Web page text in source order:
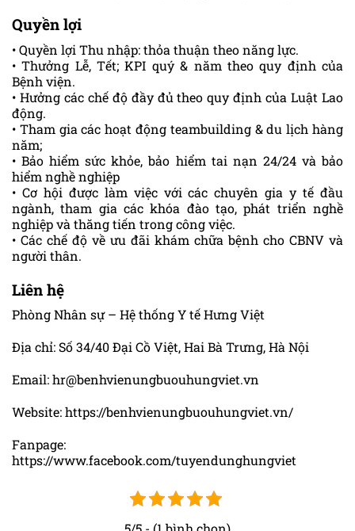
Quyền lợi
• Quyền lợi Thu nhập: thỏa thuận theo năng lực.
• Thưởng Lễ, Tết; KPI quý & năm theo quy định của
Bệnh viện.
• Hưởng các chế độ đầy đủ theo quy định của Luật Lao
động.
• Tham gia các hoạt động teambuilding & du lịch hàng
năm;
• Bảo hiểm sức khỏe, bảo hiểm tai nạn 24/24 và bảo
hiểm nghề nghiệp
• Cơ hội được làm việc với các chuyên gia y tế đầu
ngành, tham gia các khóa đào tạo, phát triển nghề
nghiệp và thăng tiến trong công việc.
• Các chế độ về ưu đãi khám chữa bệnh cho CBNV và
người thân.
Liên hệ
Phòng Nhân sự – Hệ thống Y tế Hưng Việt
Địa chỉ: Số 34/40 Đại Cồ Việt, Hai Bà Trưng, Hà Nội
Email: hr@benhvienungbuouhungviet.vn
Website: https://benhvienungbuouhungviet.vn/
Fanpage:
https://www.facebook.com/tuyendunghungviet